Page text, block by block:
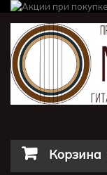
Корзина